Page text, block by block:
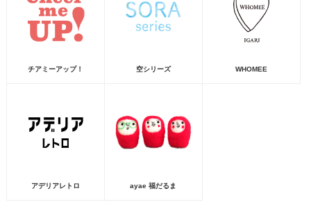
チアミーアップ！ 空シリーズ WHOMEE
アデリアレトロ ayae 福だるま